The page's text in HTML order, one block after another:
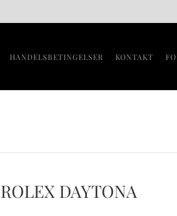
HANDELSBETINGELSER KONTAKT
ROLEX DAYTONA